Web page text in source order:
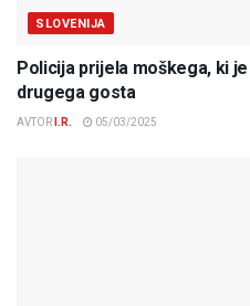
SLOVENIJA
Policija prijela moškega, ki
drugega gosta
AVTOR I.R. 05/03/2025